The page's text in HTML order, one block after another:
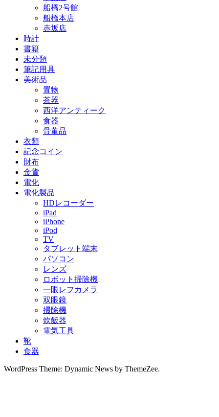
船橋2号館
船橋本店
赤坂店
時計
書籍
未分類
筆記用具
美術品
置物
茶器
西洋アンティーク
食器
骨董品
衣類
記念コイン
財布
金貨
電化
電化製品
HDレコーダー
iPad
iPhone
iPod
TV
タブレット端末
パソコン
レンズ
ロボット掃除機
一眼レフカメラ
双眼鏡
掃除機
炊飯器
電気工具
靴
食器
WordPress Theme: Dynamic News by ThemeZee.